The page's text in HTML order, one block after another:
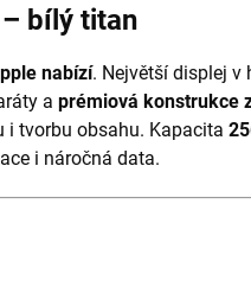
bílý titan
nabízí. Největší displej v
a prémiová konstrukce
i tvorbu obsahu. Kapacita
i náročná data.